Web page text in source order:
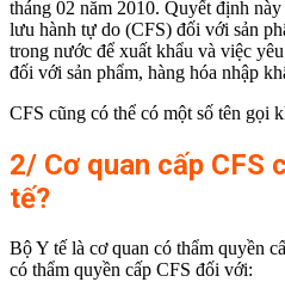
tháng 02 năm 2010. Quyết định
lưu hành tự do (CFS) đối với sản
trong nước để xuất khẩu và việc
đối với sản phẩm, hàng hóa nhập
CFS cũng có thể có một số tên gọi
2/ Cơ quan cấp CFS
tế?
Bộ Y tế là cơ quan có thẩm quyền
có thẩm quyền cấp CFS đối với: